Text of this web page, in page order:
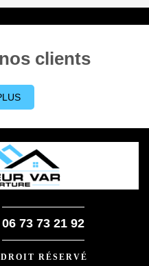
clients
06 73 73 21 92
RÉSERVÉ